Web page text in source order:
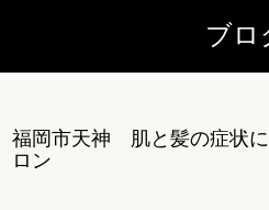
ブロ
福岡市天神 肌と髪の症状
ロン